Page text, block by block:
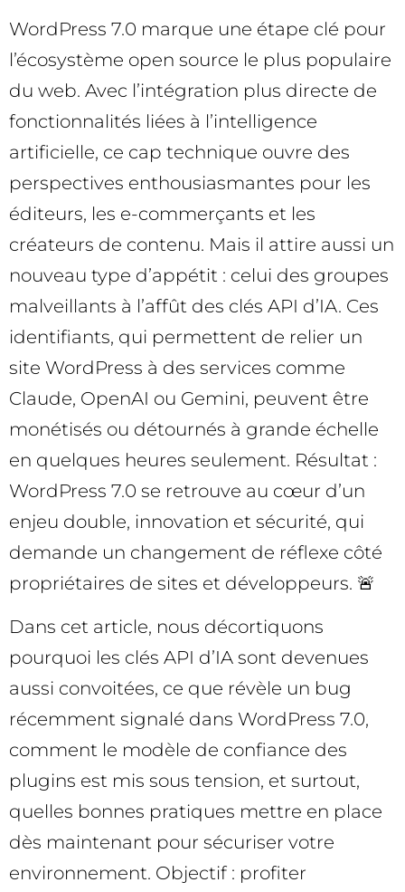
WordPress 7.0 marque une étape clé pour
l’écosystème open source le plus populaire
du web. Avec l’intégration plus directe de
fonctionnalités liées à l’intelligence
artificielle, ce cap technique ouvre des
perspectives enthousiasmantes pour les
éditeurs, les e-commerçants et les
créateurs de contenu. Mais il attire aussi un
nouveau type d’appétit : celui des groupes
malveillants à l’affût des clés API d’IA. Ces
identifiants, qui permettent de relier un
site WordPress à des services comme
Claude, OpenAI ou Gemini, peuvent être
monétisés ou détournés à grande échelle
en quelques heures seulement. Résultat :
WordPress 7.0 se retrouve au cœur d’un
enjeu double, innovation et sécurité, qui
demande un changement de réflexe côté
propriétaires de sites et développeurs. 🚨
Dans cet article, nous décortiquons
pourquoi les clés API d’IA sont devenues
aussi convoitées, ce que révèle un bug
récemment signalé dans WordPress 7.0,
comment le modèle de confiance des
plugins est mis sous tension, et surtout,
quelles bonnes pratiques mettre en place
dès maintenant pour sécuriser votre
environnement. Objectif : profiter